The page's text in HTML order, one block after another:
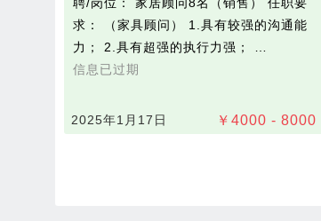
求： （家具顾问） 1.具有较强的沟通能
力； 2.具有超强的执行力强； …
信息已过期
￥ 4000 - 8000
2025年1月17日